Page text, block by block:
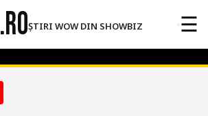
.ROȘTIRI WOW DIN SHOWBIZ ☰